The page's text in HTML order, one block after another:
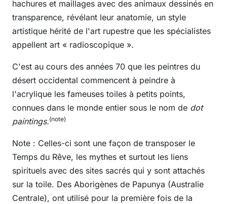
hachures et maillages avec des animaux dessinés en
transparence, révélant leur anatomie, un style
artistique hérité de l'art rupestre que les spécialistes
appellent art « radioscopique ».
C'est au cours des années 70 que les peintres du
désert occidental commencent à peindre à
l'acrylique les fameuses toiles à petits points,
connues dans le monde entier sous le nom de dot
paintings.(note)
Note : Celles-ci sont une façon de transposer le
Temps du Rêve, les mythes et surtout les liens
spirituels avec des sites sacrés qui y sont attachés
sur la toile. Des Aborigènes de Papunya (Australie
Centrale), ont utilisé pour la première fois de la